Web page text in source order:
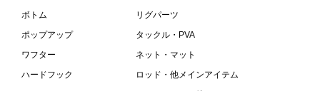
ボトム
ポップアップ
ワフター
ハードフック
リグパーツ
タックル・PVA
ネット・マット
ロッド・他メインアイテム